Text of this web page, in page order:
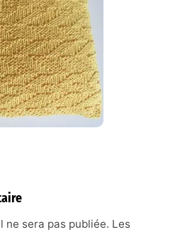
ne sera pas publiée. Les